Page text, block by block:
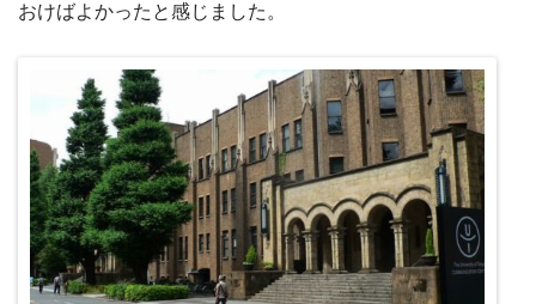
おけばよかったと感じました。